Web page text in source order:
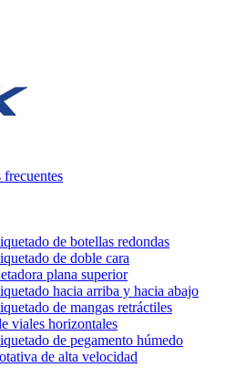
frecuentes
de botellas redondas
de doble cara
plana superior
hacia arriba y hacia abajo
de mangas retráctiles
viales horizontales
de pegamento húmedo
de alta velocidad